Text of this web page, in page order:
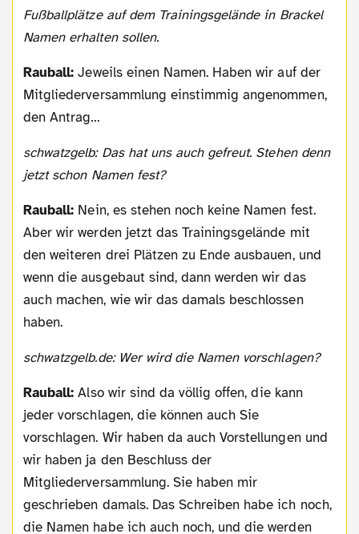
Fußballplätze auf dem Trainingsgelände in Brackel
Namen erhalten sollen.
Rauball:Jeweils einen Namen. Haben wir auf der
Mitgliederversammlung einstimmig angenommen,
den Antrag…
schwatzgelb: Das hat uns auch gefreut. Stehen denn
jetzt schon Namen fest?
Rauball: Nein, es stehen noch keine Namen fest.
Aber wir werden jetzt das Trainingsgelände mit
den weiteren drei Plätzen zu Ende ausbauen, und
wenn die ausgebaut sind, dann werden wir das
auch machen, wie wir das damals beschlossen
haben.
schwatzgelb.de: Wer wird die Namen vorschlagen?
Rauball:Also wir sind da völlig offen, die kann
jeder vorschlagen, die können auch Sie
vorschlagen. Wir haben da auch Vorstellungen und
wir haben ja den Beschluss der
Mitgliederversammlung. Sie haben mir
geschrieben damals. Das Schreiben habe ich noch,
die Namen habe ich auch noch, und die werden